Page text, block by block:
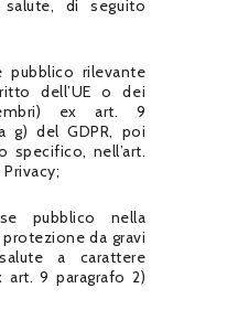
di seguito
pubblico rilevante
dell’UE o dei
ex art. 9
g) del GDPR, poi
specifico, nell’art.
pubblico nella
da gravi
a carattere
art. 9 paragrafo 2)